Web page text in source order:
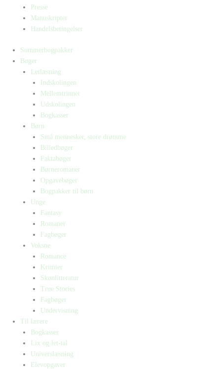
Presse
Manuskripter
Handelsbetingelser
Sommerbogpakker
Bøger
Letlæsning
Indskolingen
Mellemtrinnet
Udskolingen
Bogkasser
Børn
Små mennesker, store drømme
Billedbøger
Faktabøger
Børneromaner
Opgavebøger
Bogpakker til børn
Unge
Fantasy
Romaner
Fagbøger
Voksne
Romance
Krimier
Skønlitteratur
True Stories
Fagbøger
Undervisning
Til lærere
Bogkasser
Lix og let-tal
Universlæsning
Elevopgaver